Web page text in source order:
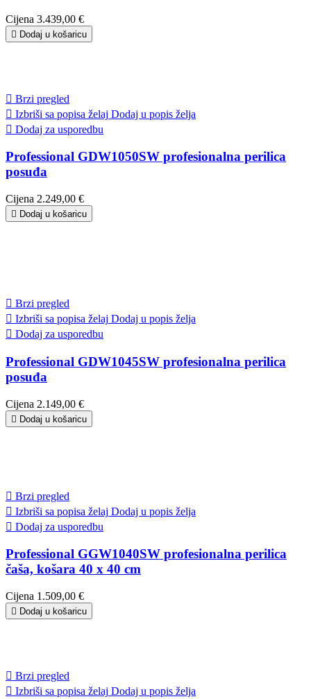
Cijena 3.439,00 €
 Dodaj u košaricu
 Brzi pregled
 Izbriši sa popisa želaj Dodaj u popis želja
 Dodaj za usporedbu
Professional GDW1050SW profesionalna perilica
posuđa
Cijena 2.249,00 €
 Dodaj u košaricu
 Brzi pregled
 Izbriši sa popisa želaj Dodaj u popis želja
 Dodaj za usporedbu
Professional GDW1045SW profesionalna perilica
posuđa
Cijena 2.149,00 €
 Dodaj u košaricu
 Brzi pregled
 Izbriši sa popisa želaj Dodaj u popis želja
 Dodaj za usporedbu
Professional GGW1040SW profesionalna perilica
čaša, košara 40 x 40 cm
Cijena 1.509,00 €
 Dodaj u košaricu
 Brzi pregled
 Izbriši sa popisa želaj Dodaj u popis želja